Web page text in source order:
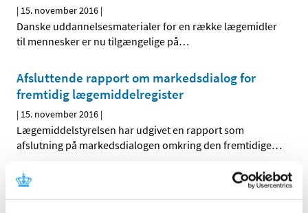
| 15. november 2016 |
Danske uddannelsesmaterialer for en række lægemidler
til mennesker er nu tilgængelige på…
Afsluttende rapport om markedsdialog for
fremtidig lægemiddelregister
| 15. november 2016 |
Lægemiddelstyrelsen har udgivet en rapport som
afslutning på markedsdialogen omkring den fremtidige…
Forfalskede certifikater om god
fremstillingspraksis i omløb